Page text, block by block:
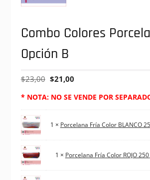
Combo Colores
Opción B
$23,00 $21,00
* NOTA: NO SE VENDE POR
1 × Porcelana Fría Color BLANCO
1 × Porcelana Fría Color ROJO